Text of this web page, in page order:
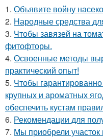
1. Объявите войну
2. Народные средства
3. Чтобы завязей на
фитофторы.
4. Освоенные методы
практический опыт!
5. Чтобы
крупных и ароматных
обеспечить кустам
6. Рекомендации для
7. Мы приобрели